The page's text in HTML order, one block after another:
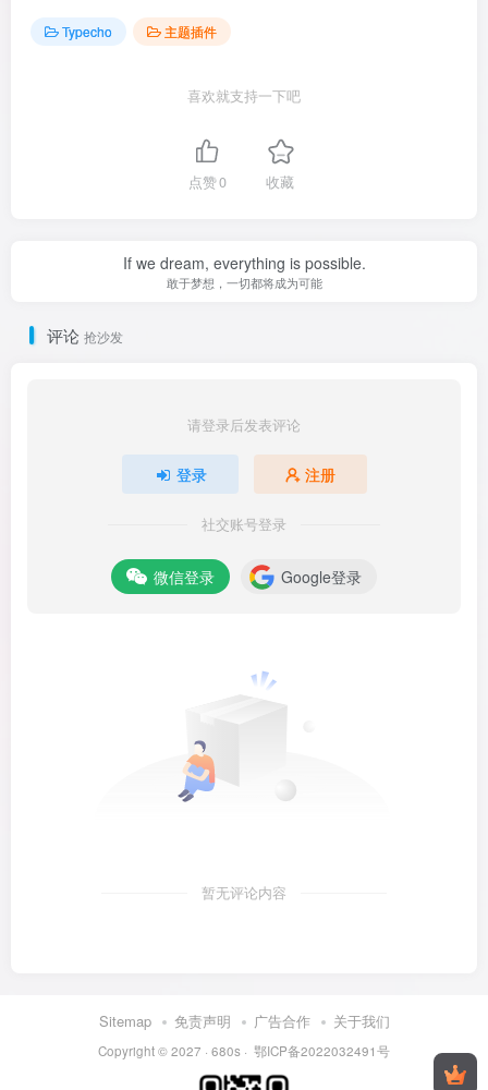
Typecho 主题插件
喜欢就支持一下吧
点赞0 收藏
If we dream, everything is possible.
敢于梦想，一切都将成为可能
评论 抢沙发
请登录后发表评论
登录 注册
社交账号登录
微信登录 Google登录
暂无评论内容
Sitemap 免责声明 广告合作 关于我们
Copyright © 2027 · 680s · 鄂ICP备2022032491号